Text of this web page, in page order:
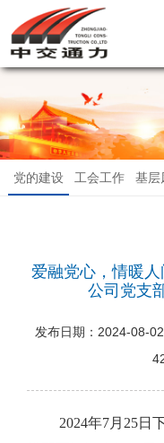
党的建设 工会工作 基层
爱融党心，情暖
公司党支
发布日期： 2024-08-02
2024年7月 25日